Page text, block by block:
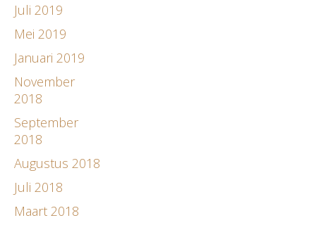
Juli 2019
Mei 2019
Januari 2019
November
2018
September
2018
Augustus 2018
Juli 2018
Maart 2018